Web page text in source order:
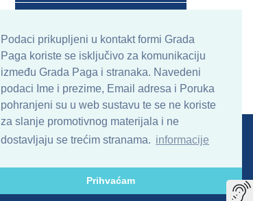
Podaci prikupljeni u kontakt formi Grada
Paga koriste se isključivo za komunikaciju
između Grada Paga i stranaka. Navedeni
podaci Ime i prezime, Email adresa i Poruka
pohranjeni su u web sustavu te se ne koriste
za slanje promotivnog materijala i ne
dostavljaju se trećim stranama. informacije
Prihvaćam
ONLINE arhiv sadržaja